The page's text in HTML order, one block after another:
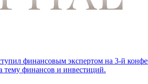
финансовым экспертом на 3-й
тему финансов и инвестиций.